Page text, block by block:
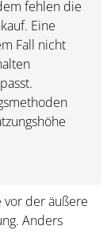
fehlen die
Eine
Fall nicht
vor der äußere
Anders